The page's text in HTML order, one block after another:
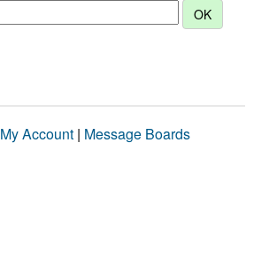
My Account | Message Boards